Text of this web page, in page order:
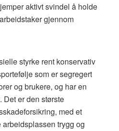
aktivt svindel å holde
gjennom
styrke rent konservativ
som er segregert
og brukere, og har en
Det er den største
med et
trygg og